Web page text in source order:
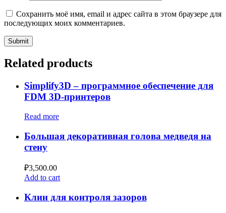
Сохранить моё имя, email и адрес сайта в этом браузере для
последующих моих комментариев.
Related products
Simplify3D – программное обеспечение для
FDM 3D-принтеров
Read more
Большая декоративная голова медведя на
стену
₽3,500.00
Add to cart
Клин для контроля зазоров